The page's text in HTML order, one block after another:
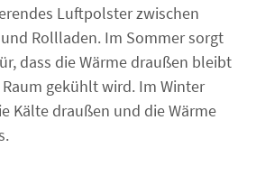
Luftpolster zwischen
Rollladen. Im Sommer sorgt
dass die Wärme draußen bleibt
gekühlt wird. Im Winter
Kälte draußen und die Wärme